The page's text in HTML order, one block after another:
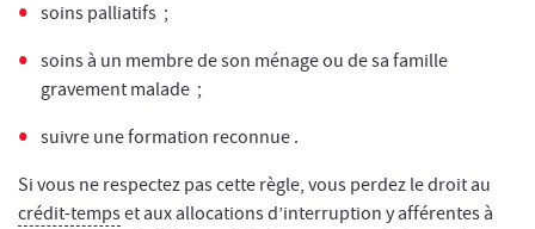
soins palliatifs ;
soins à un membre de son ménage ou de sa famille
gravement malade ;
suivre une formation reconnue .
Si vous ne respectez pas cette règle, vous perdez le droit au
crédit-tempset aux allocations d’interruption y afférentes à